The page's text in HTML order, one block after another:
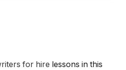
for hire lessons in this